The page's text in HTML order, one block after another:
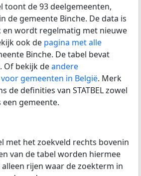
toont de 93 deelgemeenten,
de gemeente Binche. De data is
en wordt regelmatig met nieuwe
ook de pagina met alle
Binche. De tabel bevat
Of bekijk deandere
gemeenten in België. Merk
de definities van STATBEL zowel
gemeente.
met het zoekveld rechts bovenin
van de tabel worden hiermee
rijen waar de zoekterm in